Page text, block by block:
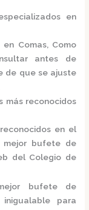
en
Comas, Como
antes de
de que se ajuste
más reconocidos
en el
mejor bufete de
del Colegio de
bufete de
para